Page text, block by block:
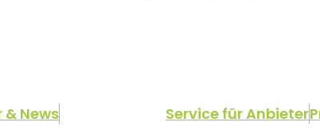
News Service für Anbieter